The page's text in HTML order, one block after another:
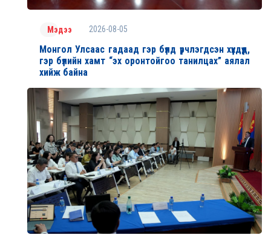
Мэдээ 2026-08-05
Монгол Улсаас гадаад гэр бүлд үрчлэгдсэн хүүхдүүд,
гэр бүлийн хамт “эх оронтойгоо танилцах” аялал
хийж байна